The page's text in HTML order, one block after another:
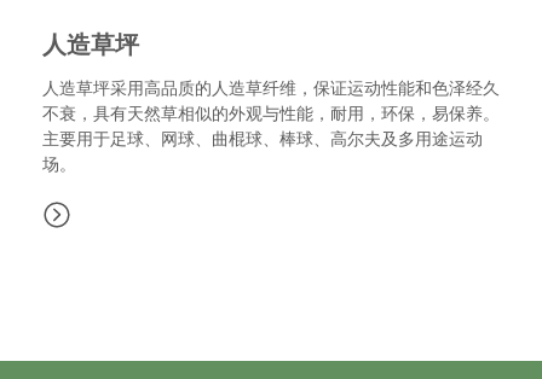
人造草坪
人造草坪采用高品质的人造草纤维，保证运动性能和色泽经久
不衰，具有天然草相似的外观与性能，耐用，环保，易保养。
主要用于足球、网球、曲棍球、棒球、高尔夫及多用途运动
场。